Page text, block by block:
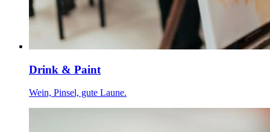
Drink & Paint
Wein, Pinsel, gute Laune.